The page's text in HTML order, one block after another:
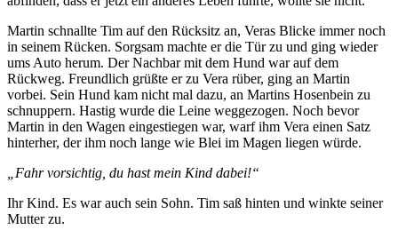
Martin schnallte Tim auf den Rücksitz an, Veras Blicke immer noch
in seinem Rücken. Sorgsam machte er die Tür zu und ging wieder
ums Auto herum. Der Nachbar mit dem Hund war auf dem
Rückweg. Freundlich grüßte er zu Vera rüber, ging an Martin
vorbei. Sein Hund kam nicht mal dazu, an Martins Hosenbein zu
schnuppern. Hastig wurde die Leine weggezogen. Noch bevor
Martin in den Wagen eingestiegen war, warf ihm Vera einen Satz
hinterher, der ihm noch lange wie Blei im Magen liegen würde.
„Fahr vorsichtig, du hast mein Kind dabei!“
Ihr Kind. Es war auch sein Sohn. Tim saß hinten und winkte seiner
Mutter zu.